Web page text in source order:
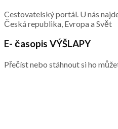
Cestovatelský portál. U nás
Česká republika, Evropa a Svět
E- časopis VÝŠLAPY
Přečíst nebo stáhnout si ho